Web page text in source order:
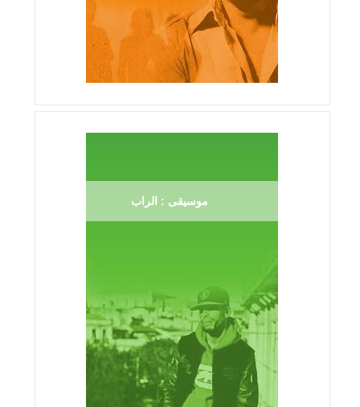
موسيقى : الراب